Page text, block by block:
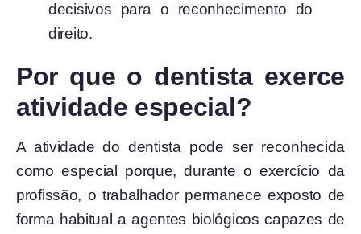
decisivos para o reconhecimento do
direito.
Por que o dentista exerce
atividade especial?
A atividade do dentista pode ser reconhecida
como especial porque, durante o exercício da
profissão, o trabalhador permanece exposto de
forma habitual a agentes biológicos capazes de